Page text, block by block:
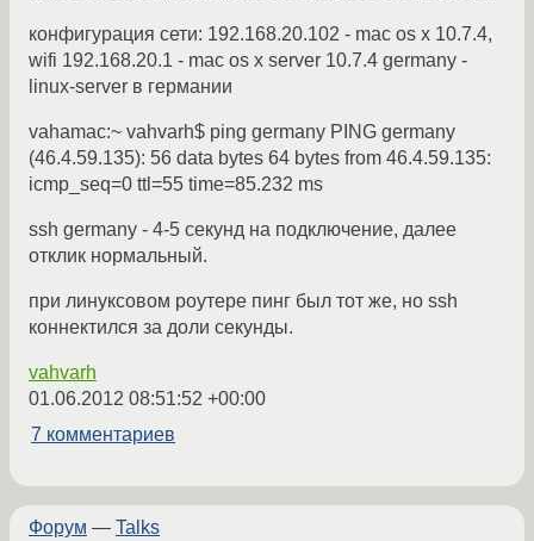
конфигурация сети: 192.168.20.102 - mac os x 10.7.4,
wifi 192.168.20.1 - mac os x server 10.7.4 germany -
linux-server в германии
vahamac:~ vahvarh$ ping germany PING germany
(46.4.59.135): 56 data bytes 64 bytes from 46.4.59.135:
icmp_seq=0 ttl=55 time=85.232 ms
ssh germany - 4-5 секунд на подключение, далее
отклик нормальный.
при линуксовом роутере пинг был тот же, но ssh
коннектился за доли секунды.
vahvarh
01.06.2012 08:51:52 +00:00
7 комментариев
Форум — Talks